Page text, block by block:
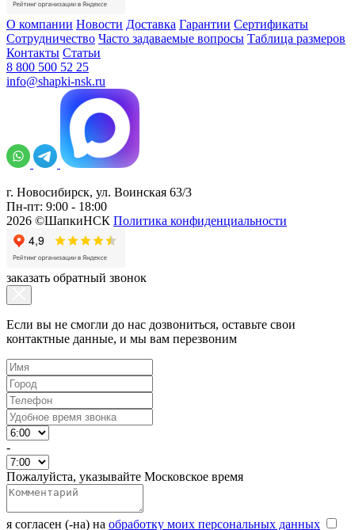
О компании Новости Доставка Гарантии Сертификаты
Сотрудничество Часто задаваемые вопросы Таблица размеров
Контакты Статьи
8 800 500 52 25
info@shapki-nsk.ru
г. Новосибирск, ул. Воинская 63/3
Пн-пт: 9:00 - 18:00
2026 ©ШапкиНСК Политика конфиденциальности
заказать обратный звонок
Если вы не смогли до нас дозвониться, оставьте свои
контактные данные, и мы вам перезвоним
-
Пожалуйста, указывайте Московское время
я согласен (-на) на обработку моих персональных данных